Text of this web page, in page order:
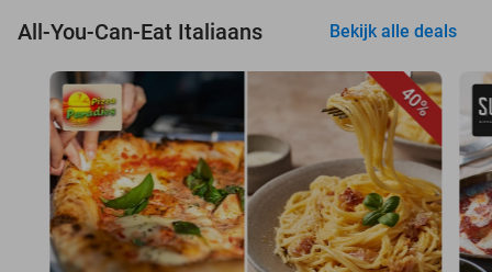
All-You-Can-Eat Italiaans Bekijk alle deals
40%